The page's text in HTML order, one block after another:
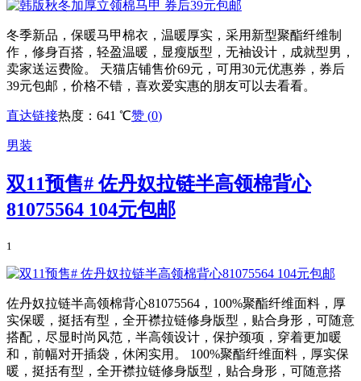
冬季新品，保暖马甲棉衣，温暖厚实，采用新型聚酯纤维制
作，修身百搭，轻盈温暖，显瘦版型，无袖设计，成就型男，
卖家送运费险。 天猫店铺售价69元，可用30元优惠券，券后
39元包邮，价格不错，喜欢爱实惠的朋友可以去看看。
直达链接热度：641 ℃赞 (0)
男装
双11预售# 佐丹奴拉链半高领棉背心
81075564 104元包邮
1
佐丹奴拉链半高领棉背心81075564，100%聚酯纤维面料，厚
实保暖，挺括有型，全开襟拉链修身版型，贴合身形，可随意
搭配，尽显时尚风范，半高领设计，保护颈项，穿着更加暖
和，前幅对开插袋，休闲实用。 100%聚酯纤维面料，厚实保
暖，挺括有型，全开襟拉链修身版型，贴合身形，可随意搭